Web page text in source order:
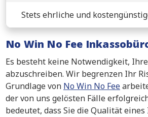
Stets ehrliche und
No Win No Fee
Es besteht keine Notwendigkeit,
abzuschreiben. Wir begrenzen Ihr
Grundlage von No Win No Fee
der von uns gelösten Fälle
bedeutet, dass Sie die Qualität